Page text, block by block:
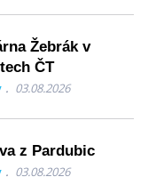
Žebrák v
ČT
03.08.2026
z Pardubic
03.08.2026